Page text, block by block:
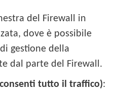
del Firewall in
dove è possibile
gestione della
dal parte del Firewall.
tutto il traffico):